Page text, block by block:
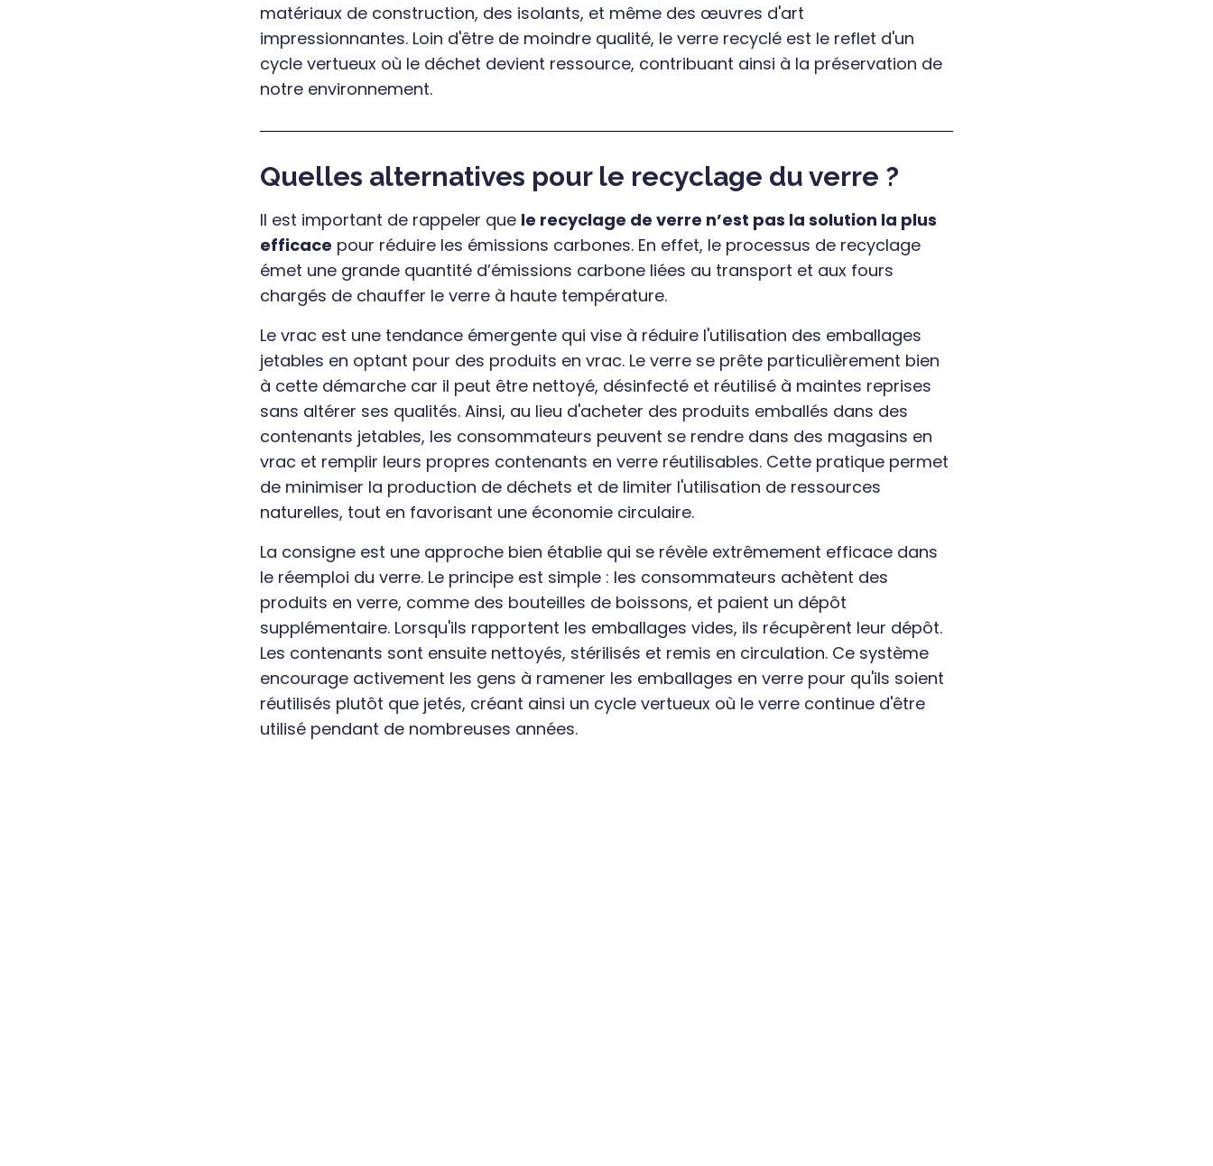
matériaux de construction, des isolants, et même des œuvres d'art
impressionnantes. Loin d'être de moindre qualité, le verre recyclé est le reflet d'un
cycle vertueux où le déchet devient ressource, contribuant ainsi à la préservation de
notre environnement.
Quelles alternatives pour le recyclage du verre ?
Il est important de rappeler que le recyclage de verre n’est pas la solution la plus
efficace pour réduire les émissions carbones. En effet, le processus de recyclage
émet une grande quantité d’émissions carbone liées au transport et aux fours
chargés de chauffer le verre à haute température.
Le vrac est une tendance émergente qui vise à réduire l'utilisation des emballages
jetables en optant pour des produits en vrac. Le verre se prête particulièrement bien
à cette démarche car il peut être nettoyé, désinfecté et réutilisé à maintes reprises
sans altérer ses qualités. Ainsi, au lieu d'acheter des produits emballés dans des
contenants jetables, les consommateurs peuvent se rendre dans des magasins en
vrac et remplir leurs propres contenants en verre réutilisables. Cette pratique permet
de minimiser la production de déchets et de limiter l'utilisation de ressources
naturelles, tout en favorisant une économie circulaire.
La consigne est une approche bien établie qui se révèle extrêmement efficace dans
le réemploi du verre. Le principe est simple : les consommateurs achètent des
produits en verre, comme des bouteilles de boissons, et paient un dépôt
supplémentaire. Lorsqu'ils rapportent les emballages vides, ils récupèrent leur dépôt.
Les contenants sont ensuite nettoyés, stérilisés et remis en circulation. Ce système
encourage activement les gens à ramener les emballages en verre pour qu'ils soient
réutilisés plutôt que jetés, créant ainsi un cycle vertueux où le verre continue d'être
utilisé pendant de nombreuses années.